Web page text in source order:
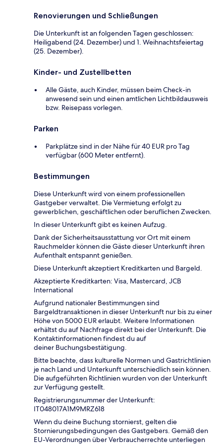
Renovierungen und Schließungen
Die Unterkunft ist an folgenden Tagen geschlossen:
Heiligabend (24. Dezember) und 1. Weihnachtsfeiertag
(25. Dezember).
Kinder- und Zustellbetten
Alle Gäste, auch Kinder, müssen beim Check-in
anwesend sein und einen amtlichen Lichtbildausweis
bzw. Reisepass vorlegen.
Parken
Parkplätze sind in der Nähe für 40 EUR pro Tag
verfügbar (600 Meter entfernt).
Bestimmungen
Diese Unterkunft wird von einem professionellen
Gastgeber verwaltet. Die Vermietung erfolgt zu
gewerblichen, geschäftlichen oder beruflichen Zwecken.
In dieser Unterkunft gibt es keinen Aufzug.
Dank der Sicherheitsausstattung vor Ort mit einem
Rauchmelder können die Gäste dieser Unterkunft ihren
Aufenthalt entspannt genießen.
Diese Unterkunft akzeptiert Kreditkarten und Bargeld.
Akzeptierte Kreditkarten: Visa, Mastercard, JCB
International
Aufgrund nationaler Bestimmungen sind
Bargeldtransaktionen in dieser Unterkunft nur bis zu einer
Höhe von 5000 EUR erlaubt. Weitere Informationen
erhältst du auf Nachfrage direkt bei der Unterkunft. Die
Kontaktinformationen findest du auf
deiner Buchungsbestätigung.
Bitte beachte, dass kulturelle Normen und Gastrichtlinien
je nach Land und Unterkunft unterschiedlich sein können.
Die aufgeführten Richtlinien wurden von der Unterkunft
zur Verfügung gestellt.
Registrierungsnummer der Unterkunft:
IT048017A1M9MRZ618
Wenn du deine Buchung stornierst, gelten die
Stornierungsbedingungen des Gastgebers. Gemäß den
EU-Verordnungen über Verbraucherrechte unterliegen